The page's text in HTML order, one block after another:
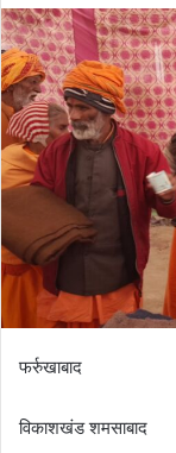
फर्रुखाबाद
विकाशखंड शमसाबाद